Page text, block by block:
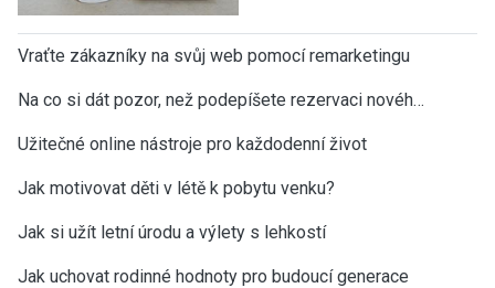
Vraťte zákazníky na svůj web pomocí remarketingu
Na co si dát pozor, než podepíšete rezervaci novéh…
Užitečné online nástroje pro každodenní život
Jak motivovat děti v létě k pobytu venku?
Jak si užít letní úrodu a výlety s lehkostí
Jak uchovat rodinné hodnoty pro budoucí generace